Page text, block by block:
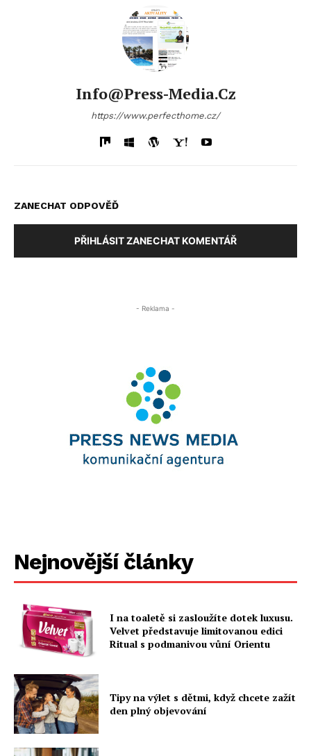
Info@press-Media.cz
https://www.perfecthome.cz/
ZANECHAT ODPOVĚĎ
PŘIHLÁSIT ZANECHAT KOMENTÁŘ
- Reklama -
Nejnovější články
I na toaletě si zasloužíte dotek luxusu.
Velvet představuje limitovanou edici
Ritual s podmanivou vůní Orientu
Tipy na výlet s dětmi, když chcete zažít
den plný objevování